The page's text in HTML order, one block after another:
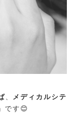
痛みを感じなくな
で感染が進行し、
ります。
影響を及ぼすこと
だけでなく、全身
ます
メディカルシテ
です😊